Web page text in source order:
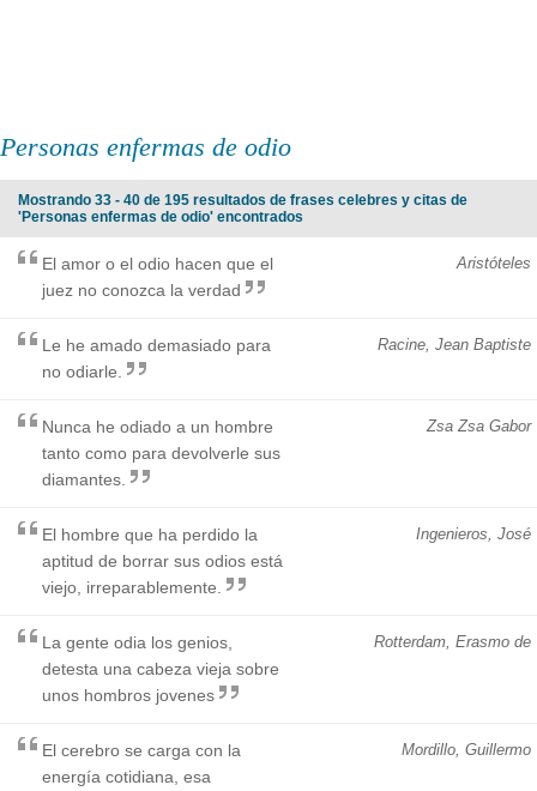
Personas enfermas de odio
Mostrando 33 - 40 de 195 resultados de frases celebres y citas de
'Personas enfermas de odio' encontrados
Aristóteles
El amor o el odio hacen que el
juez no conozca la verdad
Racine, Jean Baptiste
Le he amado demasiado para
no odiarle.
Zsa Zsa Gabor
Nunca he odiado a un hombre
tanto como para devolverle sus
diamantes.
Ingenieros, José
El hombre que ha perdido la
aptitud de borrar sus odios está
viejo, irreparablemente.
Rotterdam, Erasmo de
La gente odia los genios,
detesta una cabeza vieja sobre
unos hombros jovenes
Mordillo, Guillermo
El cerebro se carga con la
energía cotidiana, esa